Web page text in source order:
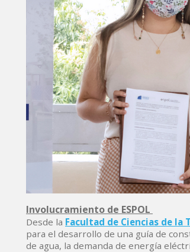
Involucramiento de ESPOL
Desde la Facultad de Ciencias de la
para el desarrollo de una guía de
de agua, la demanda de energía